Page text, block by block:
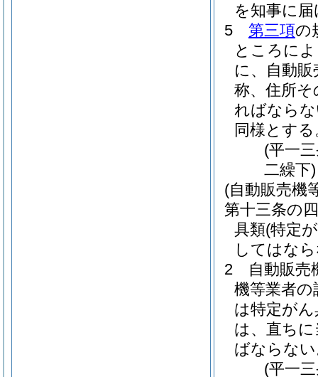
を知事に
5
第三項の
ところに
に、自動
称、住所
ればなら
同様とする
(平一
二繰下)
(自動販売機
第十三条の四
具類(特定
してはな
2
自動販売
機等業者
は特定が
は、直ち
ばならな
(平一